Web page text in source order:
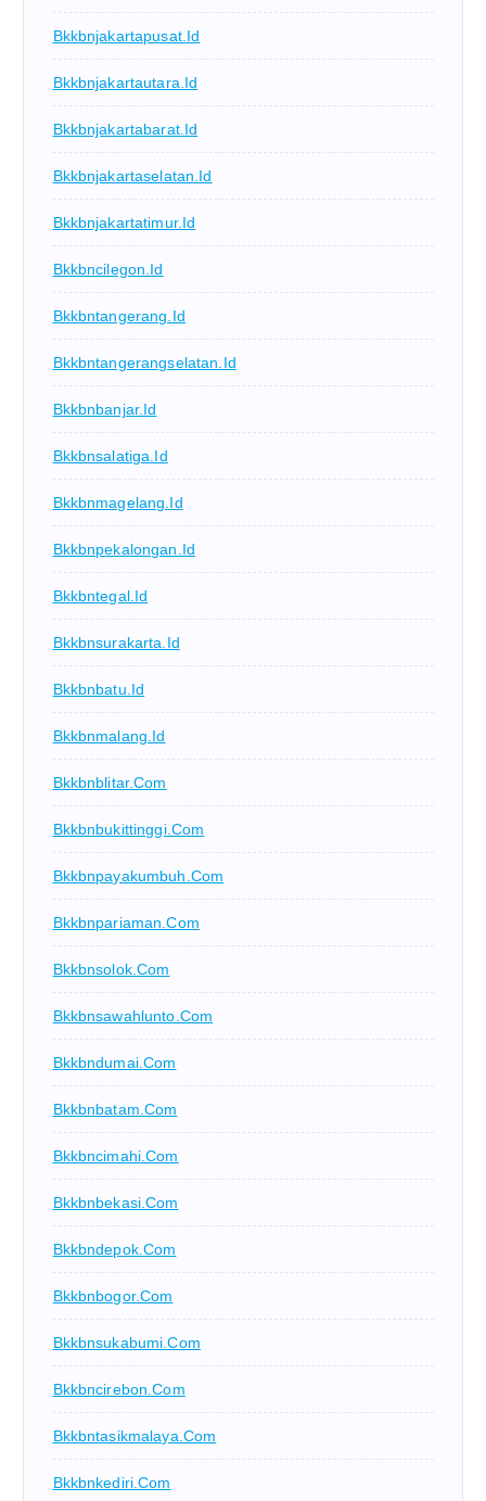
Bkkbnjakartapusat.id
Bkkbnjakartautara.id
Bkkbnjakartabarat.id
Bkkbnjakartaselatan.id
Bkkbnjakartatimur.id
Bkkbncilegon.id
Bkkbntangerang.id
Bkkbntangerangselatan.id
Bkkbnbanjar.id
Bkkbnsalatiga.id
Bkkbnmagelang.id
Bkkbnpekalongan.id
Bkkbntegal.id
Bkkbnsurakarta.id
Bkkbnbatu.id
Bkkbnmalang.id
Bkkbnblitar.com
Bkkbnbukittinggi.com
Bkkbnpayakumbuh.com
Bkkbnpariaman.com
Bkkbnsolok.com
Bkkbnsawahlunto.com
Bkkbndumai.com
Bkkbnbatam.com
Bkkbncimahi.com
Bkkbnbekasi.com
Bkkbndepok.com
Bkkbnbogor.com
Bkkbnsukabumi.com
Bkkbncirebon.com
Bkkbntasikmalaya.com
Bkkbnkediri.com